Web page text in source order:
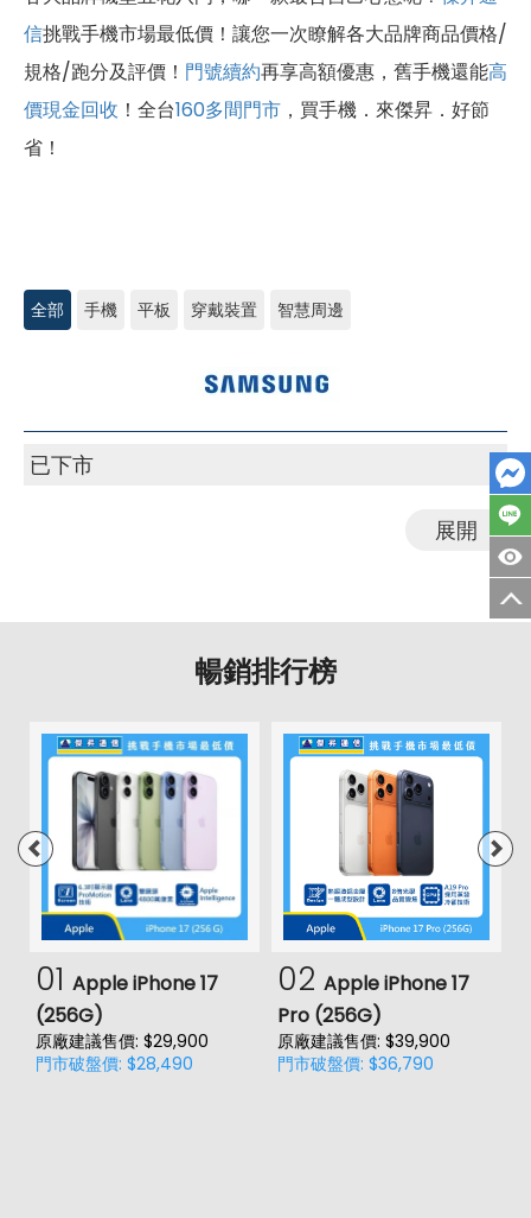
信挑戰手機市場最低價！讓您一次瞭解各大品牌商品價格/
規格/跑分及評價！ 門號續約再享高額優惠，舊手機還能高
價現金回收 ！全台160多間門市 ，買手機．來傑昇．好節
省！
全部 手機 平板 穿戴裝置 智慧周邊
已下市
展開
暢銷排行榜
01 Apple iPhone 17
(256G)
原廠建議售價: $29,900
門市破盤價: $28,490
02 Apple iPhone 17
Pro (256G)
原廠建議售價: $39,900
門市破盤價: $36,790